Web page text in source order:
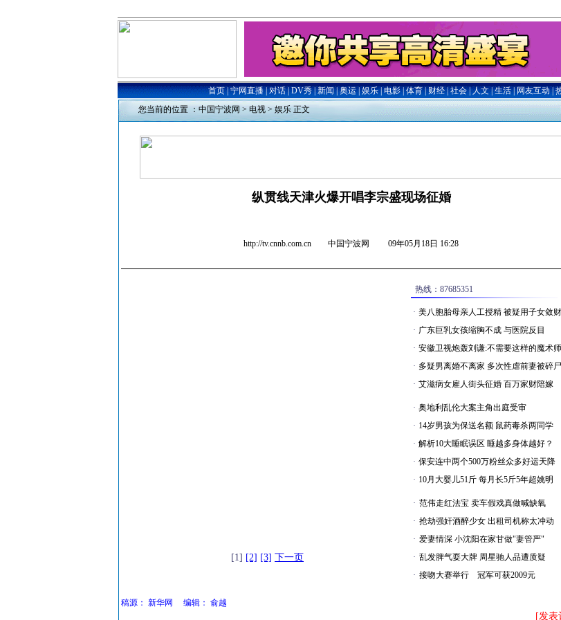
您当前的位置 ： 中国宁波网 > 电视 > 娱乐 正文
纵贯线天津火爆开唱李宗盛现场征婚
http://tv.cnnb.com.cn 中国宁波网 09年05月18日 16:28
[1] [2] [3] 下一页
热线：87685351
· 美八胞胎母亲人工授精 被疑用子女敛财
· 广东巨乳女孩缩胸不成 与医院反目
· 安徽卫视炮轰刘谦:不需要这样的魔术师
· 多疑男离婚不离家 多次性虐前妻被碎尸
· 艾滋病女雇人街头征婚 百万家财陪嫁
· 奥地利乱伦大案主角出庭受审
· 14岁男孩为保送名额 鼠药毒杀两同学
· 解析10大睡眠误区 睡越多身体越好？
· 保安连中两个500万粉丝众多好运天降
· 10月大婴儿51斤 每月长5斤5年超姚明
· 范伟走红法宝 卖车假戏真做喊缺氧
· 抢劫强奸酒醉少女 出租司机称太冲动
· 爱妻情深 小沈阳在家甘做"妻管严"
· 乱发脾气耍大牌 周星驰人品遭质疑
· 接吻大赛举行 冠军可获2009元
稿源： 新华网 编辑： 俞越
[发表